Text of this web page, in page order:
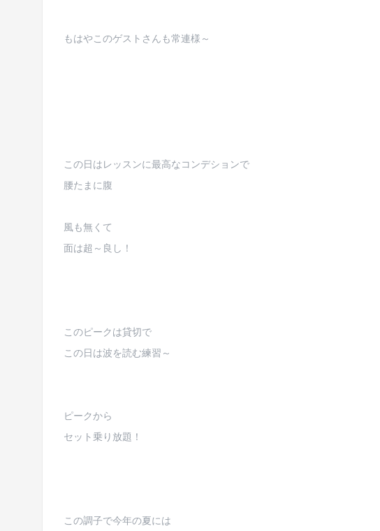
もはやこのゲストさんも常連様～
この日はレッスンに最高なコンデションで
腰たまに腹
風も無くて
面は超～良し！
このピークは貸切で
この日は波を読む練習～
ピークから
セット乗り放題！
この調子で今年の夏には